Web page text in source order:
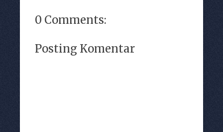
0 Comments:
Posting Komentar